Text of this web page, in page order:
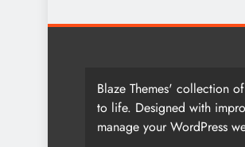
Blaze Themes' collection
to life. Designed with
manage your WordPress